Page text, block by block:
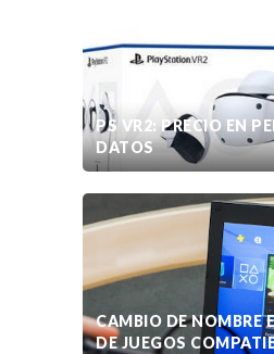
PS VR2: PRECIO EN
DATOS
CAMBIO DE NOMBRE
DE JUEGOS